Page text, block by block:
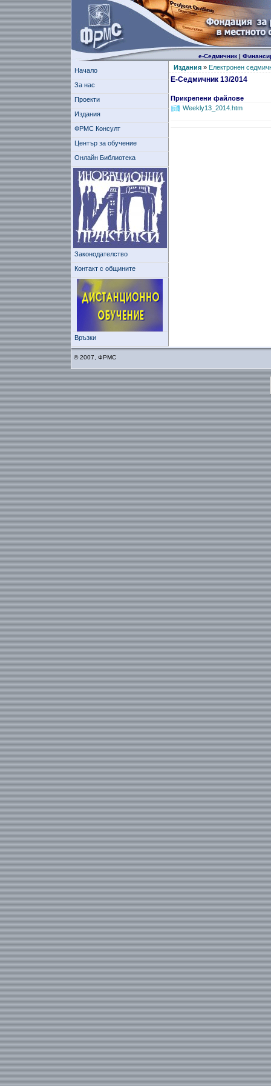
е-Седмичник|
Начало
За нас
Проекти
Издания
ФРМС Консулт
Център за обучение
Онлайн Библиотека
Законодателство
Контакт с общините
Връзки
Издания» Електронен
Е-Седмичник 13/2014
Прикрепени файлове
Weekly13_2014.htm
© 2007, ФРМС